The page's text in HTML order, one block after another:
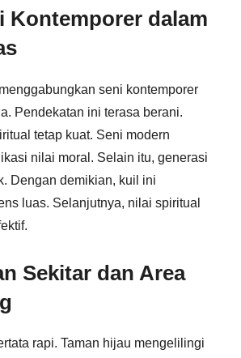
Kontemporer dalam
menggabungkan seni kontemporer
Pendekatan ini terasa berani.
tetap kuat. Seni modern
nilai moral. Selain itu, generasi
Dengan demikian, kuil ini
luas. Selanjutnya, nilai spiritual
Sekitar dan Area
rapi. Taman hijau mengelilingi